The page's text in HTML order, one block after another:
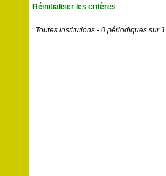
Réinitialiser les critères
Toutes institutions - 0 périodiques sur